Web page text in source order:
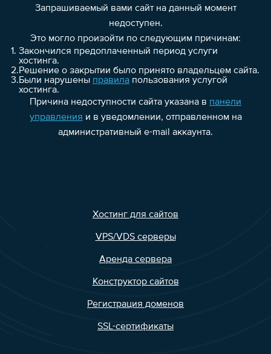
Запрашиваемый вами сайт на данный момент
недоступен.
Это могло произойти по следующим причинам:
1. Закончился предоплаченный период услуги
хостинга.
2.Решение о закрытии было принято владельцем сайта.
3.Были нарушены правилапользования услугой
хостинга.
Причина недоступности сайта указана в панели
управления и в уведомлении, отправленном на
административный e-mail аккаунта.
Хостинг для сайтов
VPS/VDS серверы
Аренда сервера
Конструктор сайтов
Регистрация доменов
SSL-сертификаты